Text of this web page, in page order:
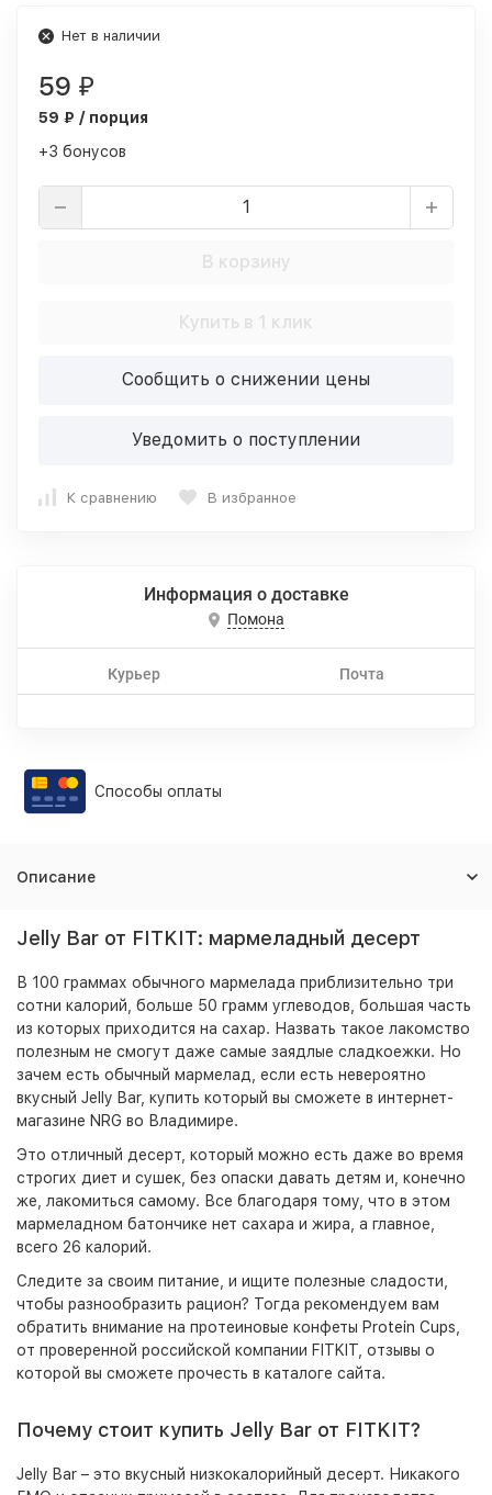
Нет в наличии
59 ₽
59 ₽ / порция
+3 бонусов
В корзину
Купить в 1 клик
Сообщить о снижении цены
Уведомить о поступлении
К сравнению В избранное
Информация о доставке
Помона
Курьер Почта
Способы оплаты
Описание
Jelly Bar от FITKIT: мармеладный десерт
В 100 граммах обычного мармелада приблизительно три
сотни калорий, больше 50 грамм углеводов, большая часть
из которых приходится на сахар. Назвать такое лакомство
полезным не смогут даже самые заядлые сладкоежки. Но
зачем есть обычный мармелад, если есть невероятно
вкусный Jelly Bar, купить который вы сможете в интернет-
магазине NRG во Владимире.
Это отличный десерт, который можно есть даже во время
строгих диет и сушек, без опаски давать детям и, конечно
же, лакомиться самому. Все благодаря тому, что в этом
мармеладном батончике нет сахара и жира, а главное,
всего 26 калорий.
Следите за своим питание, и ищите полезные сладости,
чтобы разнообразить рацион? Тогда рекомендуем вам
обратить внимание на протеиновые конфеты Protein Cups
от проверенной российской компании FITKIT, отзывы о
которой вы сможете прочесть в каталоге сайта.
Почему стоит купить Jelly Bar от FITKIT?
Jelly Bar – это вкусный низкокалорийный десерт. Никакого